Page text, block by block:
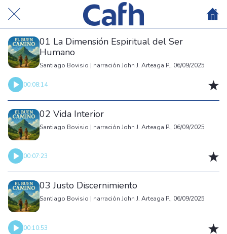
01 La Dimensión Espiritual del Ser
Humano
Santiago Bovisio | narración John J. Arteaga P., 06/09/2025
00:08:14
02 Vida Interior
Santiago Bovisio | narración John J. Arteaga P., 06/09/2025
00:07:23
03 Justo Discernimiento
Santiago Bovisio | narración John J. Arteaga P., 06/09/2025
00:10:53